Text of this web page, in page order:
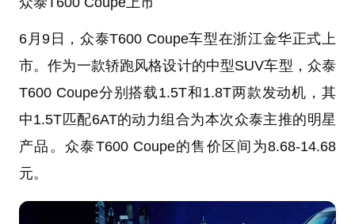
6月9日，众泰T600 Coupe车型在浙江金华正式上
市。作为一款轿跑风格设计的中型SUV车型，众泰
T600 Coupe分别搭载1.5T和1.8T两款发动机，其
中1.5T匹配6AT的动力组合为本次众泰主推的明星
产品。众泰T600 Coupe的售价区间为8.68-14.68
元。